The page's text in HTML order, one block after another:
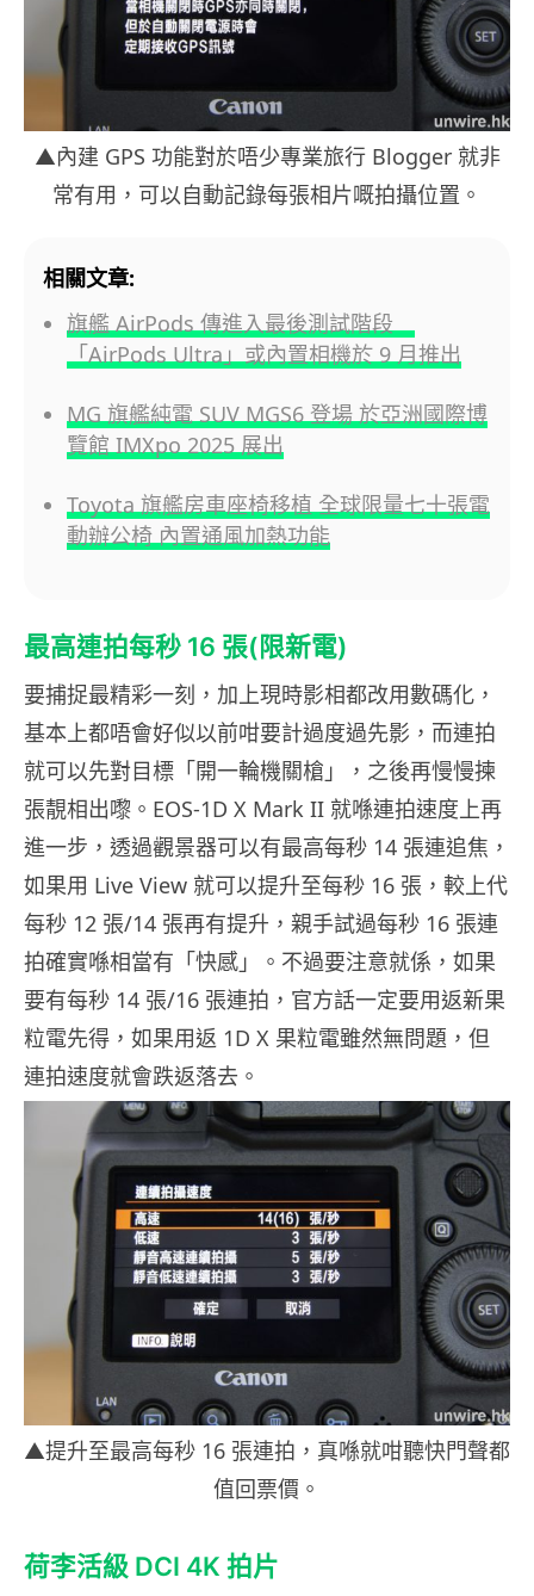
▲內建 GPS 功能對於唔少專業旅行 Blogger 就非
常有用，可以自動記錄每張相片嘅拍攝位置。
相關文章:
旗艦 AirPods 傳進入最後測試階段
「AirPods Ultra」或內置相機於 9 月推出
MG 旗艦純電 SUV MGS6 登場 於亞洲國際博
覽館 IMXpo 2025 展出
Toyota 旗艦房車座椅移植 全球限量七十張電
動辦公椅 內置通風加熱功能
最高連拍每秒 16 張(限新電)
要捕捉最精彩一刻，加上現時影相都改用數碼化，
基本上都唔會好似以前咁要計過度過先影，而連拍
就可以先對目標「開一輪機關槍」，之後再慢慢揀
張靚相出嚟。EOS-1D X Mark II 就喺連拍速度上再
進一步，透過觀景器可以有最高每秒 14 張連追焦，
如果用 Live View 就可以提升至每秒 16 張，較上代
每秒 12 張/14 張再有提升，親手試過每秒 16 張連
拍確實喺相當有「快感」。不過要注意就係，如果
要有每秒 14 張/16 張連拍，官方話一定要用返新果
粒電先得，如果用返 1D X 果粒電雖然無問題，但
連拍速度就會跌返落去。
▲提升至最高每秒 16 張連拍，真喺就咁聽快門聲都
值回票價。
荷李活級 DCI 4K 拍片